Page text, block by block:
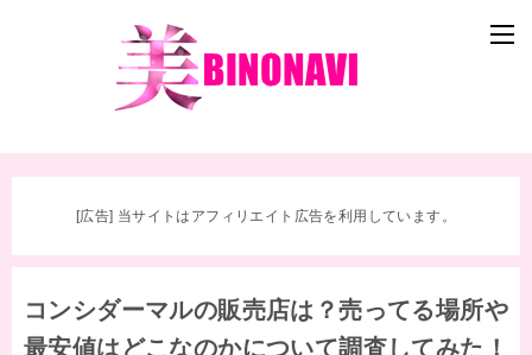
[広告] 当サイトはアフィリエイト広告を利用しています。
コンシダーマルの販売店は？売ってる場所や
最安値はどこなのかについて調査してみた！